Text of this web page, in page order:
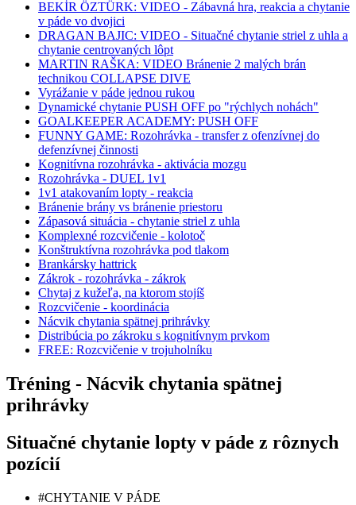
BEKİR ÖZTÜRK: VIDEO - Zábavná hra, reakcia a chytanie
v páde vo dvojici
DRAGAN BAJIC: VIDEO - Situačné chytanie striel z uhla a
chytanie centrovaných lôpt
MARTIN RAŠKA: VIDEO Bránenie 2 malých brán
technikou COLLAPSE DIVE
Vyrážanie v páde jednou rukou
Dynamické chytanie PUSH OFF po "rýchlych nohách"
GOALKEEPER ACADEMY: PUSH OFF
FUNNY GAME: Rozohrávka - transfer z ofenzívnej do
defenzívnej činnosti
Kognitívna rozohrávka - aktivácia mozgu
Rozohrávka - DUEL 1v1
1v1 atakovaním lopty - reakcia
Bránenie brány vs bránenie priestoru
Zápasová situácia - chytanie striel z uhla
Komplexné rozcvičenie - kolotoč
Konštruktívna rozohrávka pod tlakom
Brankársky hattrick
Zákrok - rozohrávka - zákrok
Chytaj z kužeľa, na ktorom stojíš
Rozcvičenie - koordinácia
Nácvik chytania spätnej prihrávky
Distribúcia po zákroku s kognitívnym prvkom
FREE: Rozcvičenie v trojuholníku
Tréning - Nácvik chytania spätnej
prihrávky
Situačné chytanie lopty v páde z rôznych
pozícií
#CHYTANIE V PÁDE